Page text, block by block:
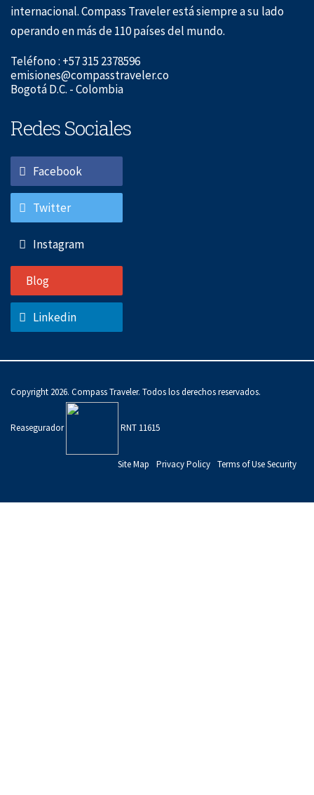
internacional. Compass Traveler está siempre a su lado
operando en más de 110 países del mundo.
Teléfono : +57 315 2378596
emisiones@compasstraveler.co
Bogotá D.C. - Colombia
Redes Sociales
Facebook
Twitter
Instagram
Blog
Linkedin
Copyright 2026. Compass Traveler. Todos los derechos reservados.
Reasegurador RNT 11615
Site Map Privacy Policy Terms of Use Security